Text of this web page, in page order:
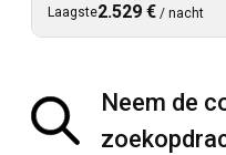
Laagste2.529 € / nacht
Neem de